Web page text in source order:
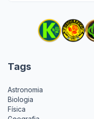
Tags
Astronomia
Biologia
Física